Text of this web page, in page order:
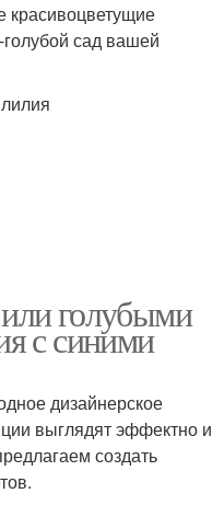
красивоцветущие
голубой сад вашей
голубыми
с синими
дизайнерское
выглядят эффектно и
создать